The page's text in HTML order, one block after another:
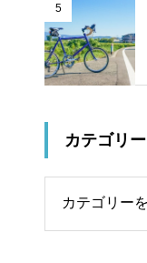
5
カテゴリー